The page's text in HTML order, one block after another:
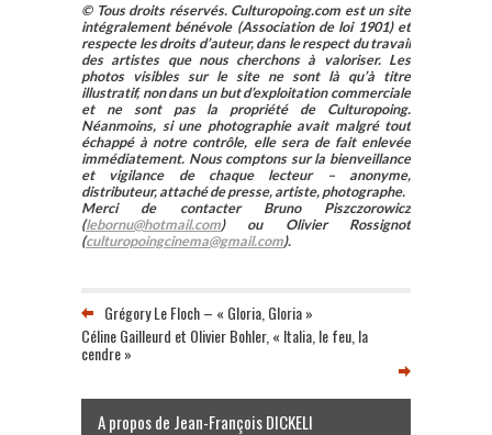
© Tous droits réservés. Culturopoing.com est un site
intégralement bénévole (Association de loi 1901) et
respecte les droits d’auteur, dans le respect du travail
des artistes que nous cherchons à valoriser. Les
photos visibles sur le site ne sont là qu’à titre
illustratif, non dans un but d’exploitation commerciale
et ne sont pas la propriété de Culturopoing.
Néanmoins, si une photographie avait malgré tout
échappé à notre contrôle, elle sera de fait enlevée
immédiatement. Nous comptons sur la bienveillance
et vigilance de chaque lecteur – anonyme,
distributeur, attaché de presse, artiste, photographe.
Merci de contacter Bruno Piszczorowicz
(lebornu@hotmail.com) ou Olivier Rossignot
(culturopoingcinema@gmail.com).
Grégory Le Floch – « Gloria, Gloria »
Céline Gailleurd et Olivier Bohler, « Italia, le feu, la
cendre »
A propos de Jean-François DICKELI